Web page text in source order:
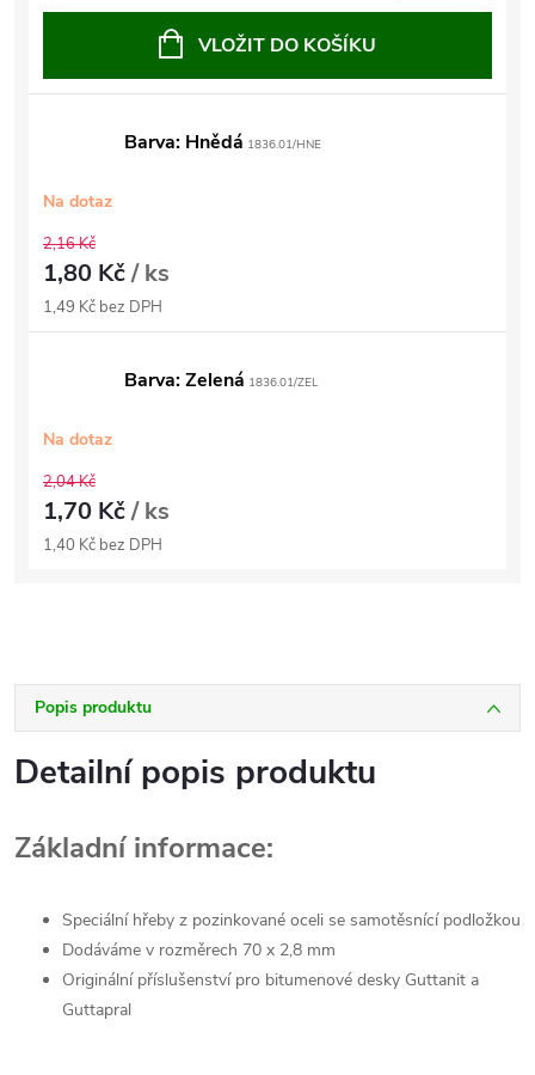
VLOŽIT DO KOŠÍKU
Barva: Hnědá 1836.01/HNE
Na dotaz
2,16 Kč
1,80 Kč/ ks
1,49 Kč bez DPH
Barva: Zelená 1836.01/ZEL
Na dotaz
2,04 Kč
1,70 Kč/ ks
1,40 Kč bez DPH
Popis produktu
Detailní popis produktu
Základní informace:
Speciální hřeby z pozinkované oceli se samotěsnící podložkou
Dodáváme v rozměrech 70 x 2,8 mm
Originální příslušenství pro bitumenové desky Guttanit a
Guttapral